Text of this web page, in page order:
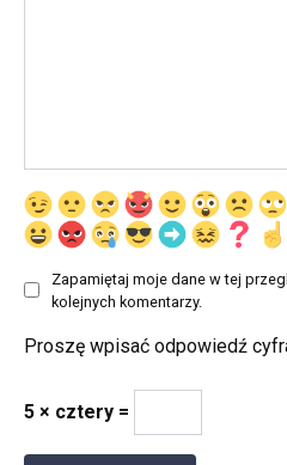
Zapamiętaj moje dane w tej
kolejnych komentarzy.
Proszę wpisać odpowiedź
5 × cztery =